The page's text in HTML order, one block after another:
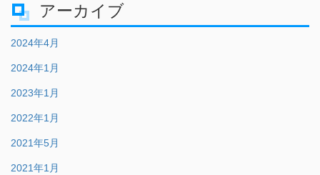
アーカイブ
2024年4月
2024年1月
2023年1月
2022年1月
2021年5月
2021年1月